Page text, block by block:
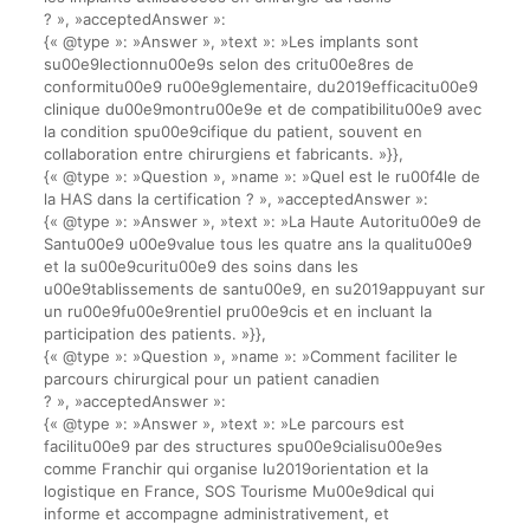
? », »acceptedAnswer »:
{« @type »: »Answer », »text »: »Les implants sont
su00e9lectionnu00e9s selon des critu00e8res de
conformitu00e9 ru00e9glementaire, du2019efficacitu00e9
clinique du00e9montru00e9e et de compatibilitu00e9 avec
la condition spu00e9cifique du patient, souvent en
collaboration entre chirurgiens et fabricants. »}},
{« @type »: »Question », »name »: »Quel est le ru00f4le de
la HAS dans la certification ? », »acceptedAnswer »:
{« @type »: »Answer », »text »: »La Haute Autoritu00e9 de
Santu00e9 u00e9value tous les quatre ans la qualitu00e9
et la su00e9curitu00e9 des soins dans les
u00e9tablissements de santu00e9, en su2019appuyant sur
un ru00e9fu00e9rentiel pru00e9cis et en incluant la
participation des patients. »}},
{« @type »: »Question », »name »: »Comment faciliter le
parcours chirurgical pour un patient canadien
? », »acceptedAnswer »:
{« @type »: »Answer », »text »: »Le parcours est
facilitu00e9 par des structures spu00e9cialisu00e9es
comme Franchir qui organise lu2019orientation et la
logistique en France, SOS Tourisme Mu00e9dical qui
informe et accompagne administrativement, et